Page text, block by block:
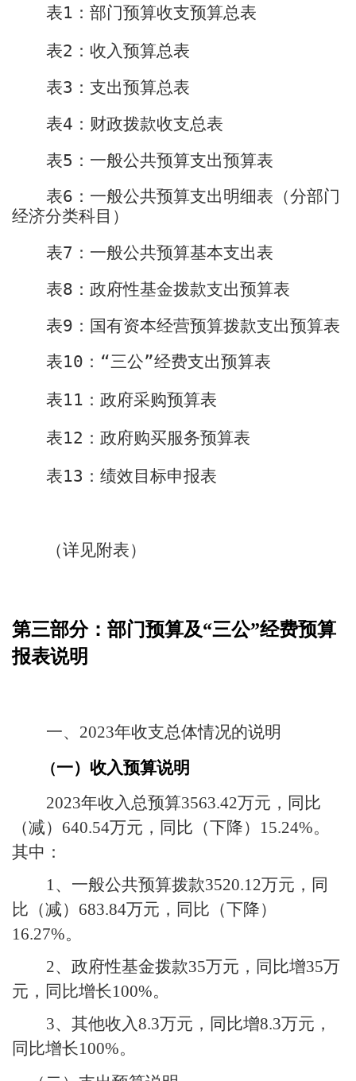
表1 ： 部门预算收支预算总表
表2 ：收入预算总表
表3 ：支出预算总表
表4 ：财政拨款收支总表
表5 ：一般公共预算支出预算表
表6 ：一般公共预算支出明细表（分部门
经济分类科目）
表7 ：一般公共预算基本支出表
表8 ：政府性基金拨款支出预算表
表9 ：国有资本经营预算拨款支出预算表
表10 ：“三公”经费支出预算表
表11 ：政府采购预算表
表12 ：政府购买服务预算表
表13 ：绩效目标申报表
（详见附表）
第三部分： 部门预算及“三公”经费预算
报表说明
一、 2023年收支总体情况的说明
（一）收入预算说明
2023年收入总预算3563.42万元，同比
（减） 640.54万元，同比（下降） 15.24%。
其中：
1 、一般公共预算拨款3520.12万元，同
比（减） 683.84万元，同比（下降）
16.27%。
2、政府性基金拨款35万元，同比增35万
元，同比增长100%。
3、其他收入8.3万元，同比增8.3万元，
同比增长100%。